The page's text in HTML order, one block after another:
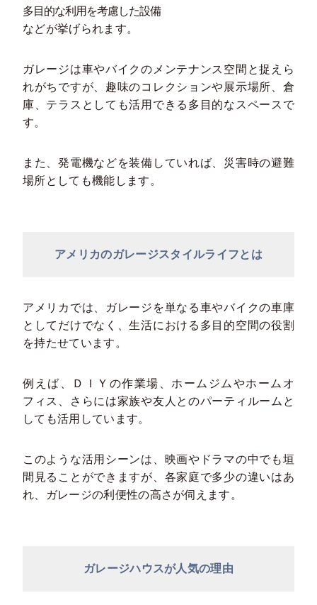
多目的な利用を考慮した設備
などが挙げられます。
ガレージは車やバイクのメンテナンス空間と捉えら
れがちですが、趣味のコレクションや展示場所、倉
庫、テラスとしても活用できる多目的なスペースで
す。
また、発電機などを装備していれば、災害時の避難
場所としても機能します。
アメリカのガレージスタイルライフとは
アメリカでは、ガレージを単なる車やバイクの車庫
としてだけでなく、生活における多目的空間の役割
を持たせています。
例えば、ＤＩＹの作業場、ホームジムやホームオ
フィス、さらには家族や友人とのパーティルームと
しても活用しています。
このような活用シーンは、映画やドラマの中でも垣
間見ることができますが、各家庭で多少の違いはあ
れ、ガレージの利便性の高さが伺えます。
ガレージハウスが人気の理由